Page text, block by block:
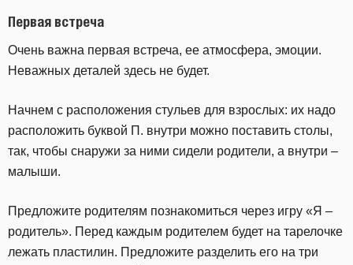
Первая встреча
Очень важна первая встреча, ее атмосфера, эмоции.
Неважных деталей здесь не будет.
Начнем с расположения стульев для взрослых: их надо
расположить буквой П. внутри можно поставить столы,
так, чтобы снаружи за ними сидели родители, а внутри –
малыши.
Предложите родителям познакомиться через игру «Я –
родитель». Перед каждым родителем будет на тарелочке
лежать пластилин. Предложите разделить его на три